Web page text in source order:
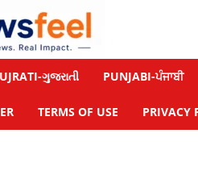
ગુજરાતી PUNJABI-ਪੰਜਾਬੀ
TERMS OF USE PRIVACY